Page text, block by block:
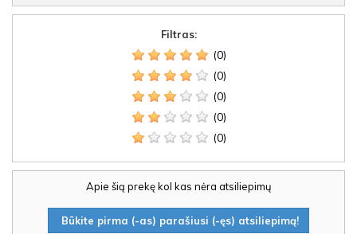
Filtras:
(0)
(0)
(0)
(0)
(0)
Apie šią prekę kol kas nėra atsiliepimų
Būkite pirma (-as) parašiusi (-ęs) atsiliepimą!